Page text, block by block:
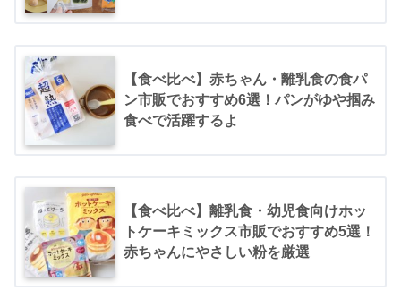
【食べ比べ】赤ちゃん・離乳食の食パ
ン市販でおすすめ6選！パンがゆや掴み
食べで活躍するよ
【食べ比べ】離乳食・幼児食向けホッ
トケーキミックス市販でおすすめ5選！
赤ちゃんにやさしい粉を厳選